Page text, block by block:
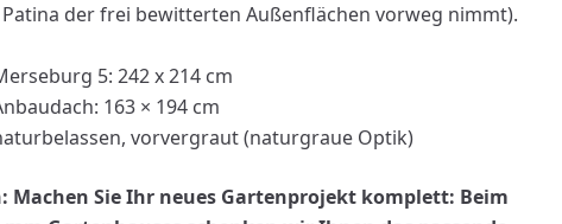
der frei bewitterten Außenflächen vorweg nimmt).
5: 242 x 214 cm
163 × 194 cm
vorvergraut (naturgraue Optik)
Machen Sie Ihr neues Gartenprojekt komplett: Beim